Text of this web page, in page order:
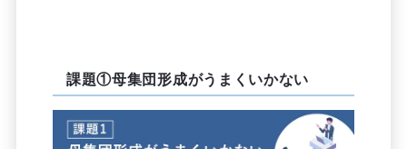
課題①母集団形成がうまくいかない